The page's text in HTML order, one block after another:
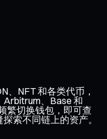
、NFT 和各类代币，
Arbitrum、Base 和
繁切换钱包，即可查
索不同链上的资产。